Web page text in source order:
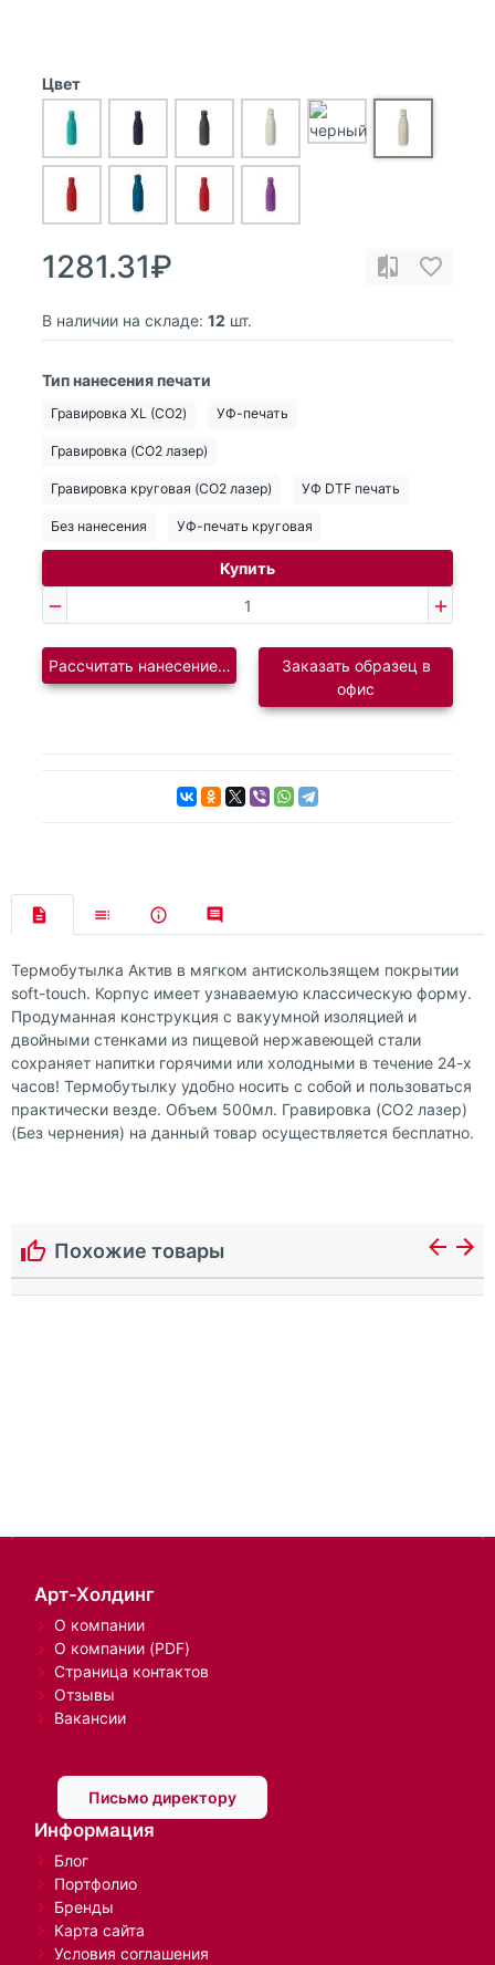
Цвет
1281.31₽
В наличии на складе: 12 шт.
Тип нанесения печати
Гравировка XL (СО2) УФ-печать
Гравировка (CO2 лазер)
Гравировка круговая (CO2 лазер) УФ DTF печать
Без нанесения УФ-печать круговая
Купить
Рассчитать нанесение логотипаЗаказать образец в
офис
Термобутылка Актив в мягком антискользящем покрытии
soft-touch. Корпус имеет узнаваемую классическую форму.
Продуманная конструкция с вакуумной изоляцией и
двойными стенками из пищевой нержавеющей стали
сохраняет напитки горячими или холодными в течение 24-х
часов! Термобутылку удобно носить с собой и пользоваться
практически везде. Объем 500мл. Гравировка (CO2 лазер)
(Без чернения) на данный товар осуществляется бесплатно.
Похожие товары
Арт-Холдинг
О компании
О компании (PDF)
Страница контактов
Отзывы
Вакансии
Письмо директору
Информация
Блог
Портфолио
Бренды
Карта сайта
Условия соглашения